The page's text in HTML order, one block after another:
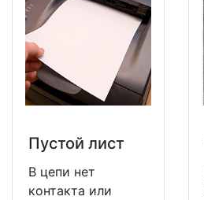
Пустой лист
В цепи нет
контакта или